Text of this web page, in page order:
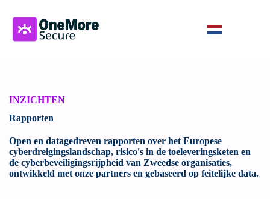
INZICHTEN
Rapporten
Open en datagedreven rapporten over het Europese
cyberdreigingslandschap, risico's in de toeleveringsketen en
de cyberbeveiligingsrijpheid van Zweedse organisaties,
ontwikkeld met onze partners en gebaseerd op feitelijke data.